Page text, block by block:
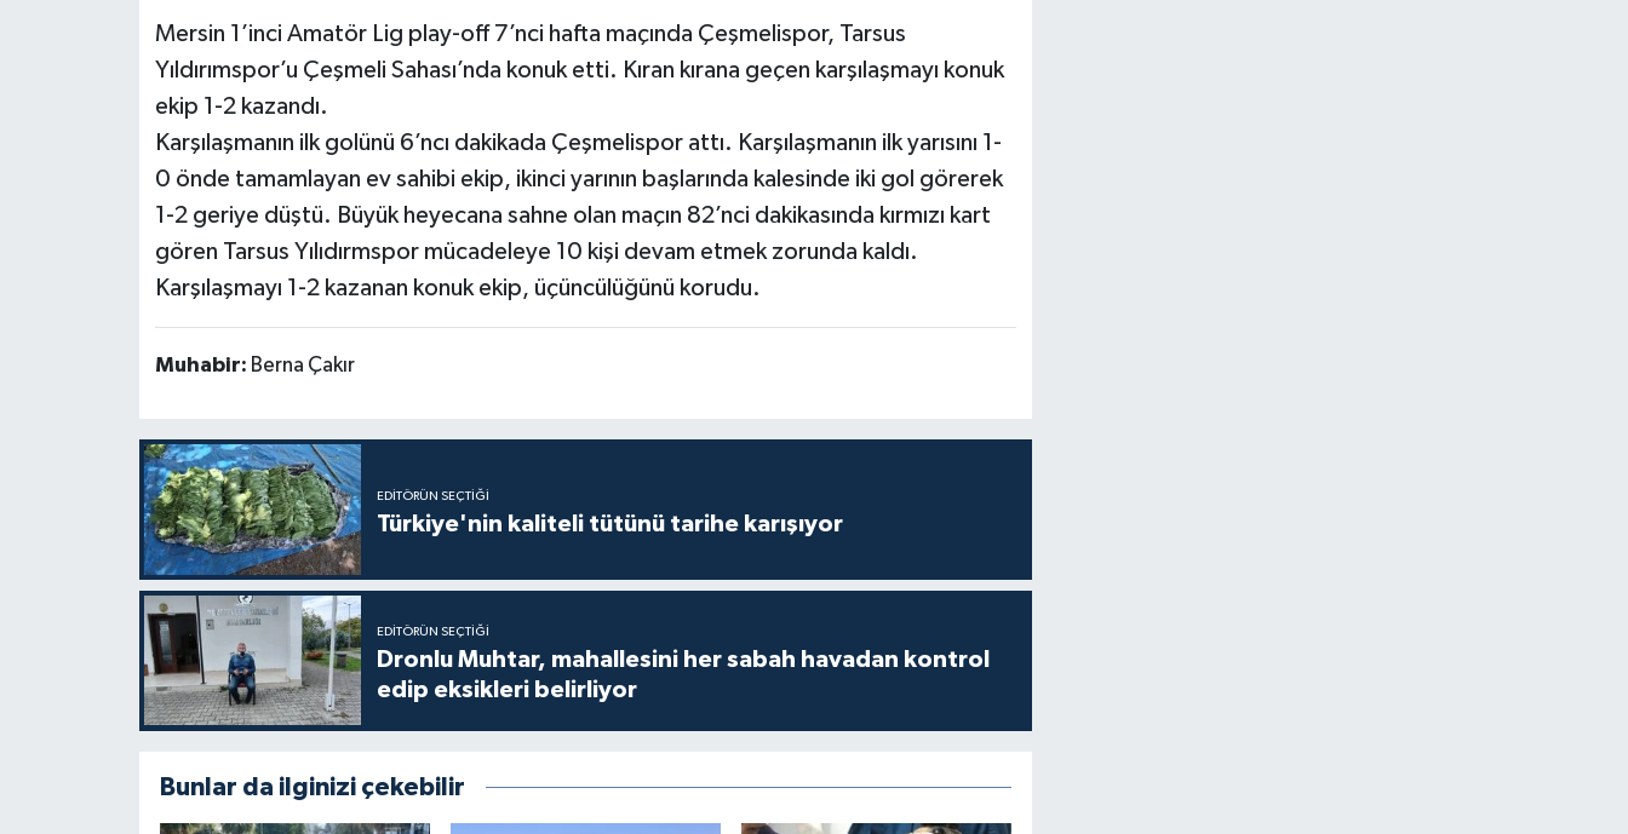
Mersin 1’inci Amatör Lig play-off 7’nci hafta maçında Çeşmelispor, Tarsus
Yıldırımspor’u Çeşmeli Sahası’nda konuk etti. Kıran kırana geçen karşılaşmayı konuk
ekip 1-2 kazandı.
Karşılaşmanın ilk golünü 6’ncı dakikada Çeşmelispor attı. Karşılaşmanın ilk yarısını 1-
0 önde tamamlayan ev sahibi ekip, ikinci yarının başlarında kalesinde iki gol görerek
1-2 geriye düştü. Büyük heyecana sahne olan maçın 82’nci dakikasında kırmızı kart
gören Tarsus Yılıdırmspor mücadeleye 10 kişi devam etmek zorunda kaldı.
Karşılaşmayı 1-2 kazanan konuk ekip, üçüncülüğünü korudu.
Muhabir: Berna Çakır
EDITÖRÜN SEÇTIĞI
Türkiye'nin kaliteli tütünü tarihe karışıyor
EDITÖRÜN SEÇTIĞI
Dronlu Muhtar, mahallesini her sabah havadan kontrol
edip eksikleri belirliyor
Bunlar da ilginizi çekebilir